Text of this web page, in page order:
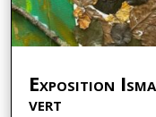
Exposition
vert